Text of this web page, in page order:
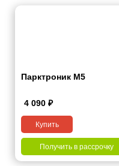
Парктроник М5
4 090 ₽
Купить
Получить в рассрочку